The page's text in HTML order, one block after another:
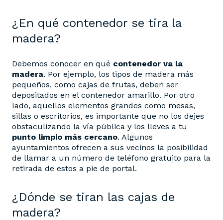
¿En qué contenedor se tira la
madera?
Debemos conocer en qué contenedor va la
madera. Por ejemplo, los tipos de madera más
pequeños, como cajas de frutas, deben ser
depositados en el contenedor amarillo. Por otro
lado, aquellos elementos grandes como mesas,
sillas o escritorios, es importante que no los dejes
obstaculizando la vía pública y los lleves a tu
punto limpio más cercano. Algunos
ayuntamientos ofrecen a sus vecinos la posibilidad
de llamar a un número de teléfono gratuito para la
retirada de estos a pie de portal.
¿Dónde se tiran las cajas de
madera?